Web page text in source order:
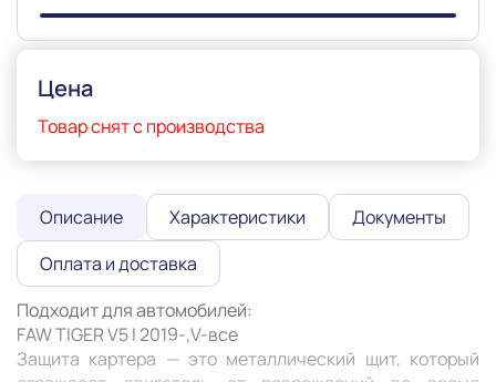
Цена
Товар снят с производства
Описание Характеристики
Документы
Оплата и доставка
Подходит для автомобилей:
FAW TIGER V5 I 2019-,V-все
Защита картера — это металлический щит, который